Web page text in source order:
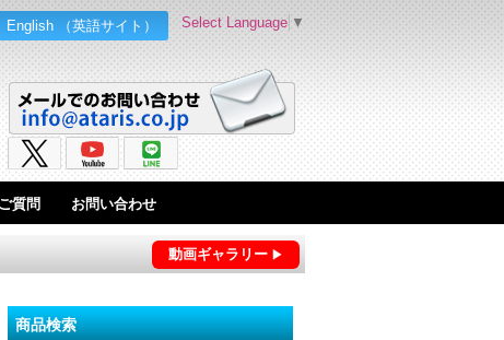
English （英語サイト） Select Language ▼
質問 お問い合わせ
動画ギャラリー
商品検索